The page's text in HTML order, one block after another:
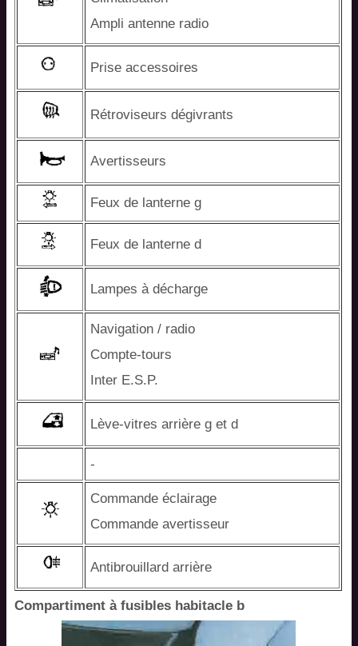
Ampli antenne radio
Prise accessoires
Rétroviseurs dégivrants
Avertisseurs
Feux de lanterne g
Feux de lanterne d
Lampes à décharge
Navigation / radio
Compte-tours
Inter E.S.P.
Lève-vitres arrière g et d
-
Commande éclairage
Commande avertisseur
Antibrouillard arrière
Compartiment à fusibles habitacle b